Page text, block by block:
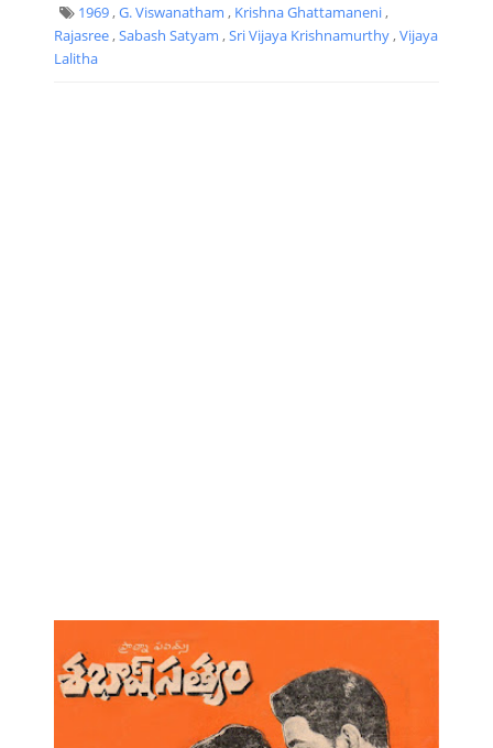
1969,G. Viswanatham , Krishna Ghattamaneni,
Rajasree,Sabash Satyam ,Sri Vijaya Krishnamurthy,Vijaya
Lalitha